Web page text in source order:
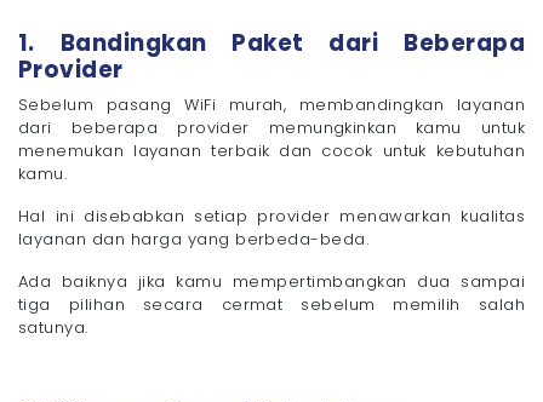
1. Bandingkan Paket dari Beberapa
Provider
Sebelum pasang WiFi murah, membandingkan layanan
dari beberapa provider memungkinkan kamu untuk
menemukan layanan terbaik dan cocok untuk kebutuhan
kamu.
Hal ini disebabkan setiap provider menawarkan kualitas
layanan dan harga yang berbeda-beda.
Ada baiknya jika kamu mempertimbangkan dua sampai
tiga pilihan secara cermat sebelum memilih salah
satunya.